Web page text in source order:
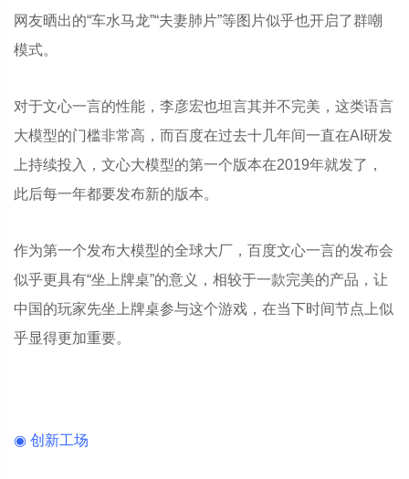
网友晒出的“车水马龙”“夫妻肺片”等图片似乎也开启了群嘲
模式。
对于文心一言的性能，李彦宏也坦言其并不完美，这类语言
大模型的门槛非常高，而百度在过去十几年间一直在AI研发
上持续投入，文心大模型的第一个版本在2019年就发了，
此后每一年都要发布新的版本。
作为第一个发布大模型的全球大厂，百度文心一言的发布会
似乎更具有“坐上牌桌”的意义，相较于一款完美的产品，让
中国的玩家先坐上牌桌参与这个游戏，在当下时间节点上似
乎显得更加重要。
◉ 创新工场